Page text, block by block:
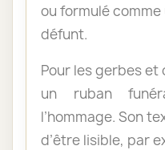
ou formulé
défunt.
Pour les gerbes
un ruban
l’hommage. Son
d’être lisible, par